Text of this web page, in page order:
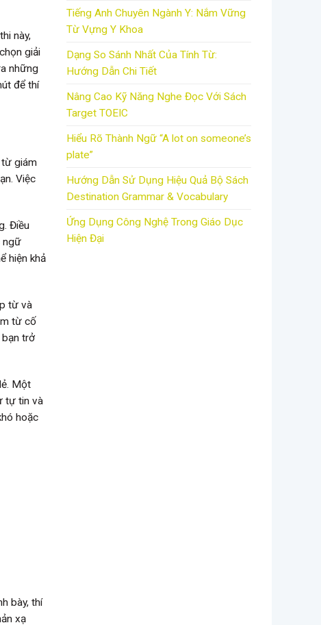
này,
giải
những
để thí
từ giám
Việc
Điều
ngữ
hiện khả
từ và
từ cố
trở
Một
tự tin và
hoặc
bày, thí
xạ
Tiếng Anh Chuyên Ngành Y: Nắm Vững
Từ Vựng Y Khoa
Dạng So Sánh Nhất Của Tính Từ:
Hướng Dẫn Chi Tiết
Nâng Cao Kỹ Năng Nghe Đọc Với Sách
Target TOEIC
Hiểu Rõ Thành Ngữ “A lot on someone’s
plate”
Hướng Dẫn Sử Dụng Hiệu Quả Bộ Sách
Destination Grammar & Vocabulary
Ứng Dụng Công Nghệ Trong Giáo Dục
Hiện Đại